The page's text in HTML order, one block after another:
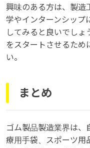
興味のある方は、製造
学やインターンシップ
してみると良いでし
をスタートさせるため
い。
まとめ
ゴム製品製造業界は、
療用手袋、スポーツ用